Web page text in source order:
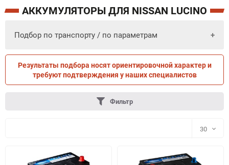
АККУМУЛЯТОРЫ ДЛЯ NISSAN LUCINO
Подбор по транспорту / по параметрам
ПО ТРАНСПОРТУ ПО ПАРАМЕТРАМ
Результаты подбора носят ориентировочной характер и
требуют подтверждения у наших специалистов
Фильтр
30
30